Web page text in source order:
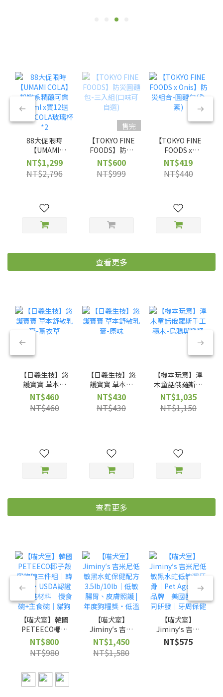
88大促限時
【UMAMI
COLA】粉嫩系
精釀可樂
250ml x買12送
NT$1,299
NT$2,796
售完
【TOKYO FINE
FOODS】防災
圓麵包-三入組
(口味可自選)
NT$600
NT$999
【TOKYO FINE
FOODS x
Onis】防災組
合-圓麵包(全
素)
NT$419
NT$440
查看更多
【日羲生技】悠
護寶寶 草本舒
敏乳膏-薰衣草
NT$460
NT$460
【日羲生技】悠
護寶寶 草本舒
敏乳膏-原味
NT$430
NT$430
【機本玩意】淳
木童話俄羅斯手
工積木-烏鴉與
狐狸
NT$1,035
NT$1,150
查看更多
【喵犬室】韓國
PETEECO椰子
殼寵物碗三件組
｜韓國製・
USDA認證生物
+主食碗｜貓狗
適用・可洗碗機
NT$800
NT$980
【喵犬室】
Jiminy′s 吉米
尼低敏黑水虻保
健配方
3.5lb/10lb｜低
NT$1,450
NT$1,580
【喵犬室】
Jiminy′s 吉米
尼低敏黑水虻低
敏潔牙骨｜Pet
NT$575